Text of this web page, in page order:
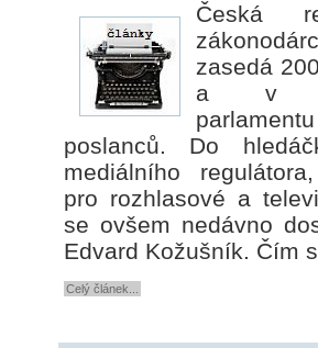
Česká
zasedá
a v
poslanců. Do
mediálního
pro rozhlasové a
se ovšem nedávno
Edvard Kožušník. Čím
Celý článek...